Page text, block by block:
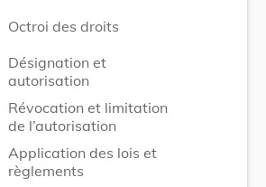
Octroi des droits
Désignation et
autorisation
Révocation et limitation
de l’autorisation
Application des lois et
règlements